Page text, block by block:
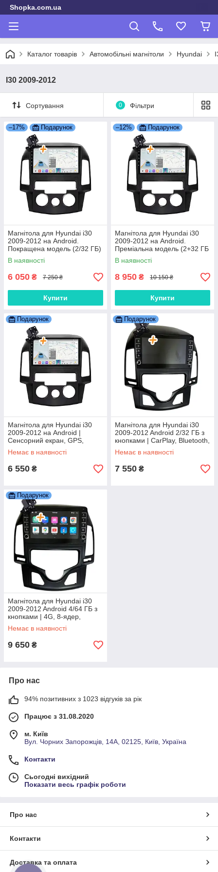
Shopka.com.ua
Каталог товарів Автомобільні магнітоли Hyundai
I30 2009-2012
Сортування 0 Фільтри
–17% Подарунок
Магнітола для Hyundai i30
2009-2012 на Android.
Покращена модель (2/32 ГБ)
В наявності
6 050 ₴ 7 250 ₴
Купити
–12% Подарунок
Магнітола для Hyundai i30
2009-2012 на Android.
Преміальна модель (2+32 ГБ
4G QLED CarPlay 8 ядер)
В наявності
8 950 ₴ 10 150 ₴
Купити
Подарунок
Магнітола для Hyundai i30
2009-2012 на Android |
Сенсорний екран, GPS,
Bluetooth, камера заднього
виду
Немає в наявності
6 550 ₴
Подарунок
Магнітола для Hyundai i30
2009-2012 Android 2/32 ГБ з
кнопками | CarPlay, Bluetooth,
камера
Немає в наявності
7 550 ₴
Подарунок
Магнітола для Hyundai i30
2009-2012 Android 4/64 ГБ з
кнопками | 4G, 8-ядер,
CarPlay, Bluetooth, камера
Немає в наявності
9 650 ₴
Про нас
94% позитивних з 1023 відгуків за рік
Працює з 31.08.2020
м. Київ
Вул. Чорних Запорожців, 14А, 02125, Київ, Україна
Контакти
Сьогодні вихідний
Показати весь графік роботи
Про нас
Контакти
Доставка та оплата